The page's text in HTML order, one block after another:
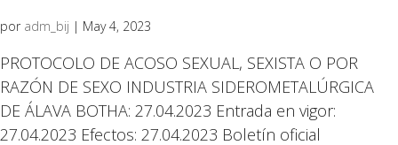
por adm_bij | May 4, 2023
PROTOCOLO DE ACOSO SEXUAL, SEXISTA O POR
RAZÓN DE SEXO INDUSTRIA SIDEROMETALÚRGICA
DE ÁLAVA BOTHA: 27.04.2023 Entrada en vigor:
27.04.2023 Efectos: 27.04.2023 Boletín oficial